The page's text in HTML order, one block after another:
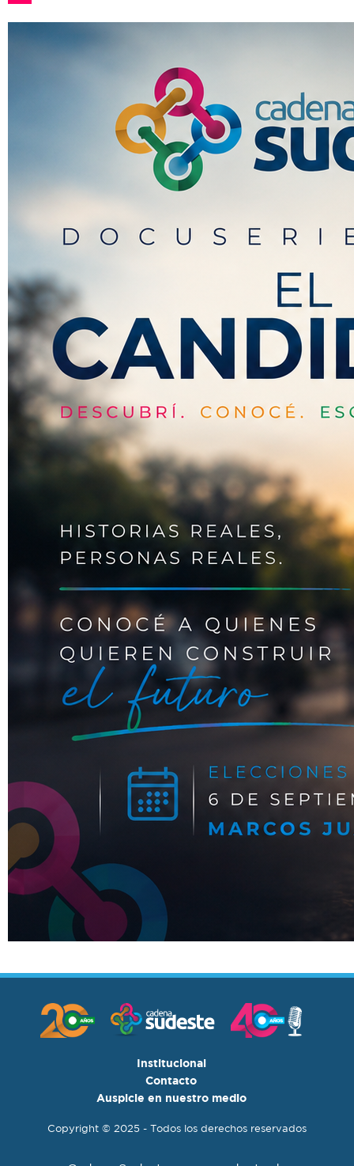
Institucional
Contacto
Auspicie en nuestro medio
Copyright © 2025 - Todos los derechos reservados